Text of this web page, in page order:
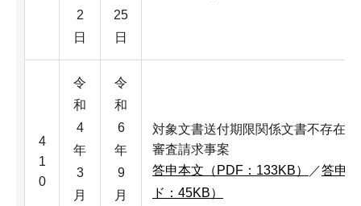
2
日
25
日
4
1
0
令
和
4
年
3
月
令
和
6
年
9
月
対象文書送付期限関係文書不存在
審査請求事案
答申本文（PDF：133KB）
／答申
ド：45KB）